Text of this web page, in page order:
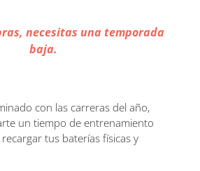
necesitas una temporada
baja.
con las carreras del año,
un tiempo de entrenamiento
tus baterías físicas y